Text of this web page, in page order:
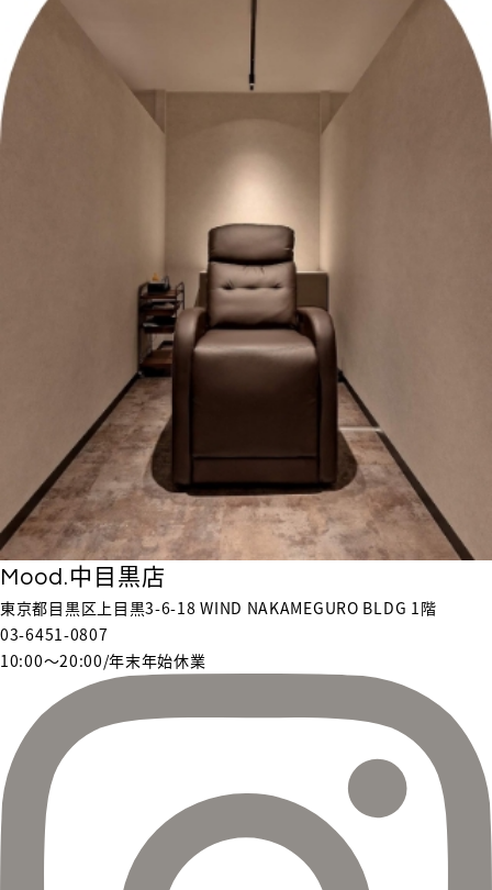
Mood.中目黒店
東京都目黒区上目黒3-6-18 WIND NAKAMEGURO BLDG 1階
03-6451-0807
10:00〜20:00/年末年始休業